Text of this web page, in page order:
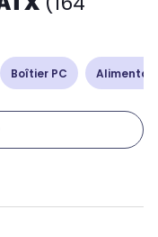
Boîtier PC